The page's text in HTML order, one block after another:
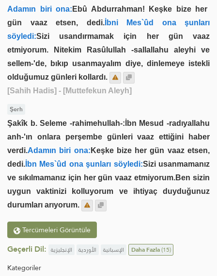
Adamın biri ona: Ebû Abdurrahman! Keşke bize her
gün vaaz etsen, dedi.İbni Mes`ûd ona şunları
söyledi:Sizi usandırmamak için her gün vaaz
etmiyorum. Nitekim Rasûlullah -sallallahu aleyhi ve
sellem-'de, bıkıp usanmayalım diye, dinlemeye istekli
olduğumuz günleri kollardı.
[Sahih Hadis] - [Muttefekun Aleyh]
Şerh
Şakîk b. Seleme -rahimehullah-:İbn Mesud -radıyallahu
anh-'ın onlara perşembe günleri vaaz ettiğini haber
verdi.Adamın biri ona: Keşke bize her gün vaaz etsen,
dedi. İbn Mes`ûd ona şunları söyledi:Sizi usanmamanız
ve sıkılmamanız için her gün vaaz etmiyorum.Ben sizin
uygun vaktinizi kolluyorum ve ihtiyaç duyduğunuz
durumları arıyorum.
Tercümeleri Görüntüle
Geçerli Dil: الإنجليزية الأوردية الإسبانية Daha Fazla(15)
Kategoriler